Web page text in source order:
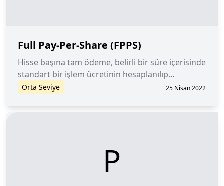
Full Pay-Per-Share (FPPS)
Hisse başına tam ödeme, belirli bir süre içerisinde
standart bir işlem ücretinin hesaplanılıp
havuzdaki hash gücü katkılarına göre
Orta Seviye 25 Nisan 2022
P